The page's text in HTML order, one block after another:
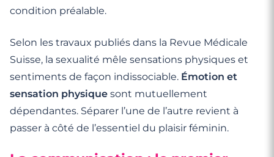
condition préalable.
Selon les travaux publiés dans la Revue Médicale
Suisse, la sexualité mêle sensations physiques et
sentiments de façon indissociable. Émotion et
sensation physique sont mutuellement
dépendantes. Séparer l’une de l’autre revient à
passer à côté de l’essentiel du plaisir féminin.